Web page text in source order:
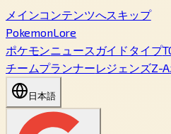
メインコンテンツへスキップ
PokemonLore
ポケモンニュース ガイド タイプ
チームプランナーレジェンズZ-A
日本語